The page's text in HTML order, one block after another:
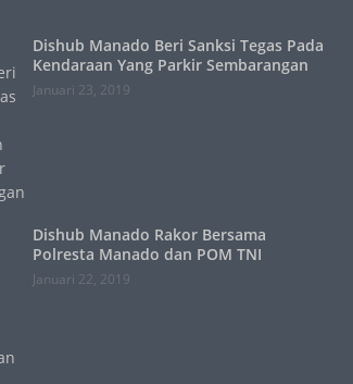
Dishub Manado Beri Sanksi Tegas Pada
Kendaraan Yang Parkir Sembarangan
Januari 23, 2019
Dishub Manado Rakor Bersama
Polresta Manado dan POM TNI
Januari 22, 2019